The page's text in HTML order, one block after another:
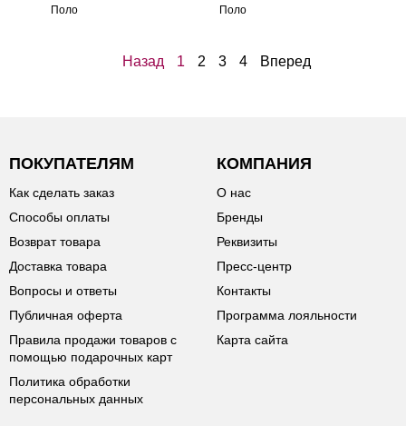
Поло
Поло
Назад 1 2 3 4 Вперед
ПОКУПАТЕЛЯМ
Как сделать заказ
Способы оплаты
Возврат товара
Доставка товара
Вопросы и ответы
Публичная оферта
Правила продажи товаров с
помощью подарочных карт
Политика обработки
персональных данных
КОМПАНИЯ
О нас
Бренды
Реквизиты
Пресс-центр
Контакты
Программа лояльности
Карта сайта